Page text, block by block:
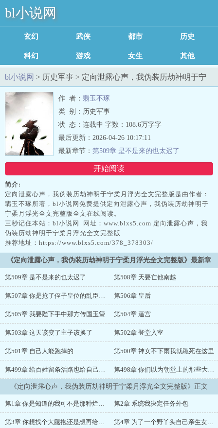
bl小说网
玄幻魔法 武侠修真 都市言情 历史军事
科幻灵异 游戏竞技 女生耽美 其他类型
足迹记录
bl小说网 > 历史军事 > 定向泄露心声，我伪装历劫神明于宁
柔月浮光全文完整版最新章节列表
作 者： 翡玉不琢
类 别：历史军事
状 态：连载中 字数：108.6万字字
开始阅读
最后更新：2026-04-26 10:17:11
最新章节： 第509章 是不是来的也太迟了
简介:
定向泄露心声，我伪装历劫神明于宁柔月浮光全文完整版是由作者：
翡玉不琢所著，bl小说网免费提供定向泄露心声，我伪装历劫神明于
宁柔月浮光全文完整版全文在线阅读。
三秒记住本站：bl小说网 网址：www.blxs5.com 定向泄露心声，我
伪装历劫神明于宁柔月浮光全文完整版
推荐地址：https://www.blxs5.com/378_378303/
《定向泄露心声，我伪装历劫神明于宁柔月浮光全文完整版》最新章
第509章 是不是来的也太迟了 第508章 天要亡他南越
第507章 你是抢了侄子皇位的乱臣贼子 第506章 皇后
第505章 我要陛下手中那方传国玉玺 第504章 逼宫
第503章 这天该变了主子该换了 第502章 登堂入室
第501章 自己人能跑掉的 第500章 神女不下雨我就跪死在这里
第499章 给百姓留条活路也给自己留条后路 第498章 你们以为朝堂上的那些大人们不信
《定向泄露心声，我伪装历劫神明于宁柔月浮光全文完整版》正文
第1章 你是知道的我可不是那种烂好心的人 第2章 系统我决定任务外包
第3章 你想找个大腿抱还是想再给自己找个地位高的爹 第4章 为了一个野丫头自己亲生女儿都不顾了